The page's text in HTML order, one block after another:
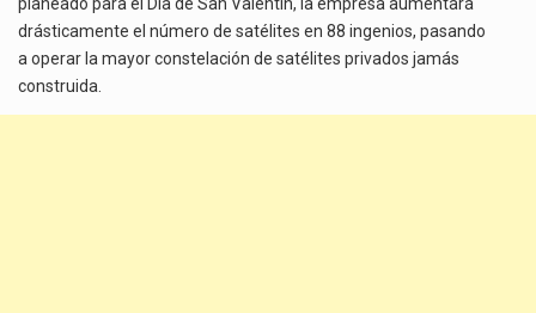
drásticamente el número de satélites en 88 ingenios, pasando
a operar la mayor constelación de satélites privados jamás
construida.